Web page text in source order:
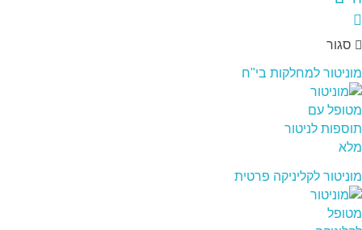
סגור
מוניטור למחלקות בי"ח
מוניטור לקליניקה פרטית